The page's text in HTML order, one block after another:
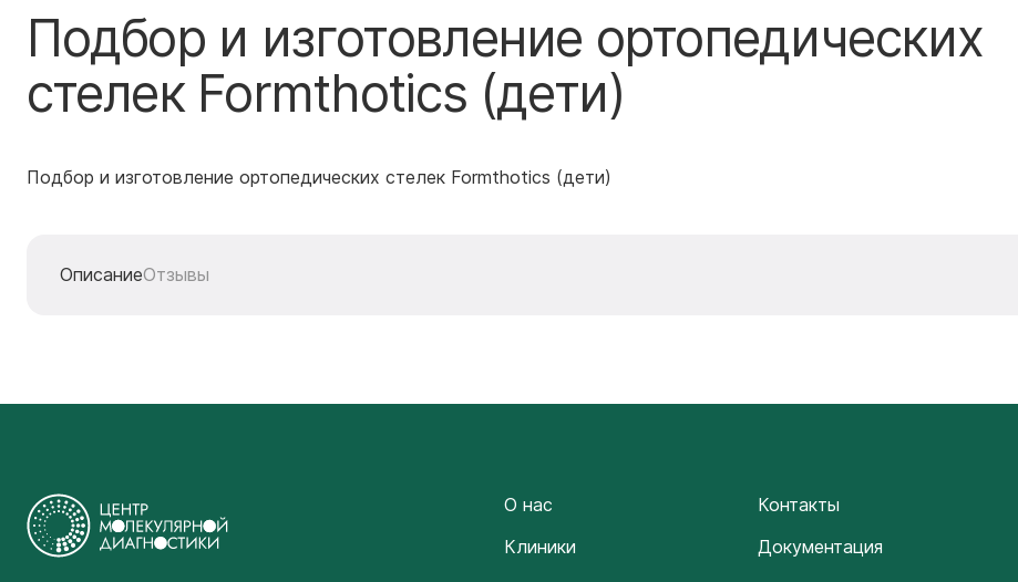
Подбор и изготовление ортопедических
стелек Formthotics (дети)
Подбор и изготовление ортопедических стелек Formthotics (дети)
ОписаниеОтзывы
О нас
Клиники
Контакты
Документация